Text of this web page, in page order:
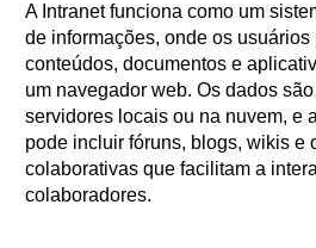
A Intranet funciona como um
de informações, onde os
conteúdos, documentos e
um navegador web. Os dados
servidores locais ou na nuvem, e
pode incluir fóruns, blogs, wikis e
colaborativas que facilitam a
colaboradores.